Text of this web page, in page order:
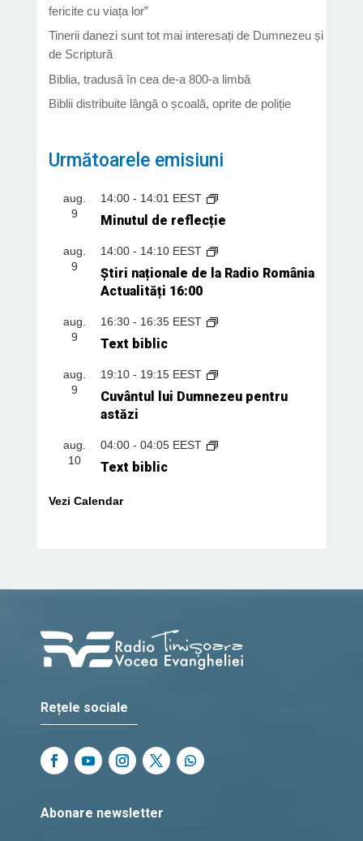
fericite cu viața lor”
Tinerii danezi sunt tot mai interesați de Dumnezeu și
de Scriptură
Biblia, tradusă în cea de-a 800-a limbă
Biblii distribuite lângă o școală, oprite de poliție
Următoarele emisiuni
aug.
9
14:00- 14:01 EEST
Minutul de reflecție
aug.
9
14:00- 14:10 EEST
Știri naționale de la Radio România
Actualități 16:00
aug.
9
16:30- 16:35 EEST
Text biblic
aug.
9
19:10- 19:15 EEST
Cuvântul lui Dumnezeu pentru
astăzi
aug.
10
04:00- 04:05 EEST
Text biblic
Vezi Calendar
Rețele sociale
Abonare newsletter